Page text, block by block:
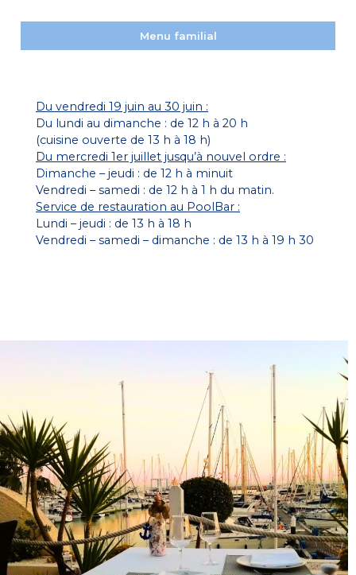
Menu familial
Du vendredi 19 juin au 30 juin :
Du lundi au dimanche : de 12 h à 20 h
(cuisine ouverte de 13 h à 18 h)
Du mercredi 1er juillet jusqu’à nouvel ordre :
Dimanche – jeudi : de 12 h à minuit
Vendredi – samedi : de 12 h à 1 h du matin.
Service de restauration au PoolBar :
Lundi – jeudi : de 13 h à 18 h
Vendredi – samedi – dimanche : de 13 h à 19 h 30